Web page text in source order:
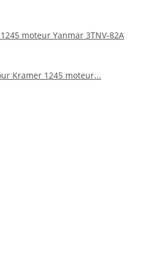
moteur Yanmar 3TNV-82A